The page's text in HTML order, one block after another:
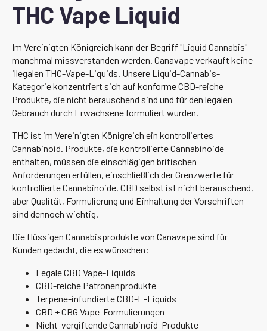
THC Vape Liquid
Im Vereinigten Königreich kann der Begriff "Liquid Cannabis"
manchmal missverstanden werden. Canavape verkauft keine
illegalen THC-Vape-Liquids. Unsere Liquid-Cannabis-
Kategorie konzentriert sich auf konforme CBD-reiche
Produkte, die nicht berauschend sind und für den legalen
Gebrauch durch Erwachsene formuliert wurden.
THC ist im Vereinigten Königreich ein kontrolliertes
Cannabinoid. Produkte, die kontrollierte Cannabinoide
enthalten, müssen die einschlägigen britischen
Anforderungen erfüllen, einschließlich der Grenzwerte für
kontrollierte Cannabinoide. CBD selbst ist nicht berauschend,
aber Qualität, Formulierung und Einhaltung der Vorschriften
sind dennoch wichtig.
Die flüssigen Cannabisprodukte von Canavape sind für
Kunden gedacht, die es wünschen:
Legale CBD Vape-Liquids
CBD-reiche Patronenprodukte
Terpene-infundierte CBD-E-Liquids
CBD + CBG Vape-Formulierungen
Nicht-vergiftende Cannabinoid-Produkte